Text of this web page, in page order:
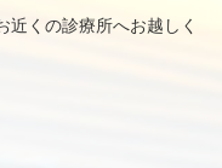
くの診療所へお越しく